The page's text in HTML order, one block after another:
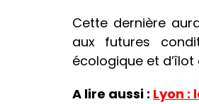
Cette dernière
aux futures
écologique et
A lire aussi : Lyon :